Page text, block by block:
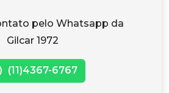
pelo Whatsapp da
Gilcar 1972
(11)4367-6767